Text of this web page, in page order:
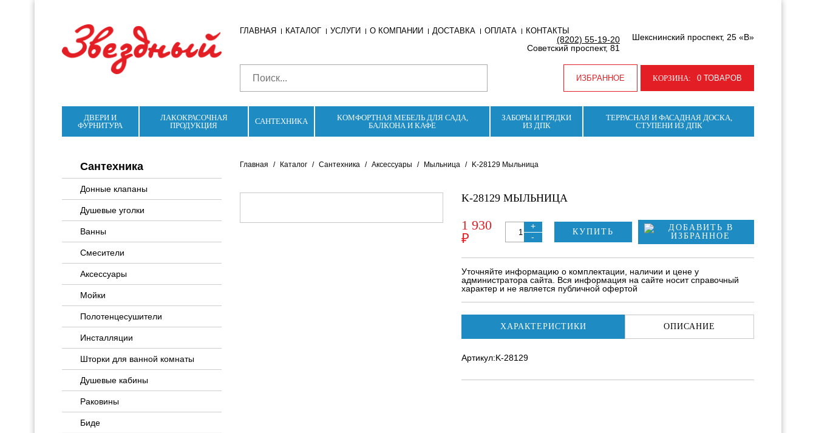
ГЛАВНАЯ КАТАЛОГ УСЛУГИ О КОМПАНИИ ДОСТАВКА ОПЛАТА КОНТАКТЫ
Шекснинский проспект, 25 «В»
(8202) 55-19-20
Советский проспект, 81
ИЗБРАННОЕ КОРЗИНА: 0 ТОВАРОВ
ДВЕРИ И
ФУРНИТУРА
ЛАКОКРАСОЧНАЯ
ПРОДУКЦИЯ
САНТЕХНИКА
КОМФОРТНАЯ МЕБЕЛЬ ДЛЯ САДА,
БАЛКОНА И КАФЕ
ЗАБОРЫ И ГРЯДКИ
ИЗ ДПК
ТЕРРАСНАЯ И ФАСАДНАЯ ДОСКА,
СТУПЕНИ ИЗ ДПК
Сантехника
Донные клапаны
Душевые уголки
Ванны
Смесители
Аксессуары
Мойки
Полотенцесушители
Инсталляции
Шторки для ванной комнаты
Душевые кабины
Раковины
Биде
Главная / Каталог / Сантехника / Аксессуары / Мыльница / K-28129 Мыльница
K-28129 МЫЛЬНИЦА
1 930
₽
+
-
КУПИТЬ
Уточняйте информацию о комплектации, наличии и цене у
администратора сайта. Вся информация на сайте носит справочный
характер и не является публичной офертой
ХАРАКТЕРИСТИКИ ОПИСАНИЕ
Артикул:K-28129